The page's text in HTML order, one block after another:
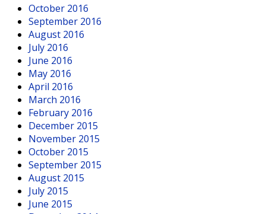
October 2016
September 2016
August 2016
July 2016
June 2016
May 2016
April 2016
March 2016
February 2016
December 2015
November 2015
October 2015
September 2015
August 2015
July 2015
June 2015